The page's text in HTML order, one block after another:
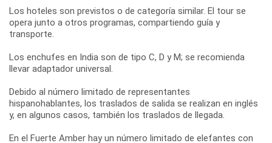
Los hoteles son previstos o de categoría similar. El tour se
opera junto a otros programas, compartiendo guía y
transporte.
Los enchufes en India son de tipo C, D y M; se recomienda
llevar adaptador universal.
Debido al número limitado de representantes
hispanohablantes, los traslados de salida se realizan en inglés
y, en algunos casos, también los traslados de llegada.
En el Fuerte Amber hay un número limitado de elefantes con